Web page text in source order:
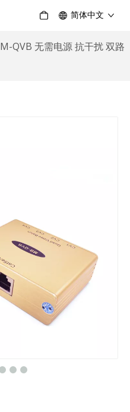
简体中文
M-QVB 无需电源 抗干扰 双路